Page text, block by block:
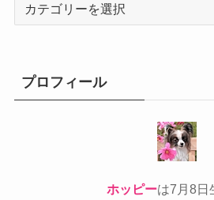
ープロフィール
ホッピーは7月8日